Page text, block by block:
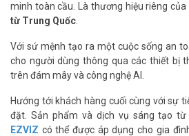
Các tính năng AI hữu ích
minh hơn
– Phát hiện dáng người sử dụng công
– Nhận diện & điều khiển bằng cử chỉ vẫy
– Vùng phát hiện tùy chỉnh.
– Không mất phí đăng ký.
Nhận thông báo thông minh
minh toàn cầu. Là thương hiệu riêng
từ Trung Quốc
Với sứ mệnh tạo ra một cuộc sống an
cho người dùng thông qua các thiết bị
trên đám mây và công nghệ AI.
Hướng tới khách hàng cuối cùng với sự
đặt. Sản phẩm và dịch vụ sáng tạo từ
EZVIZ có thể được áp dụng cho gia